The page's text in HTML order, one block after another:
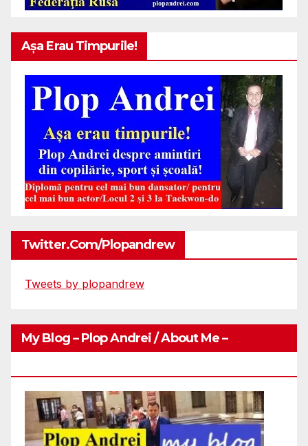
Așa Erau Timpurile!
Twitter.com/plopandrew
Tweets by plopandrew
My Blog – Plop Andrei / About Me –